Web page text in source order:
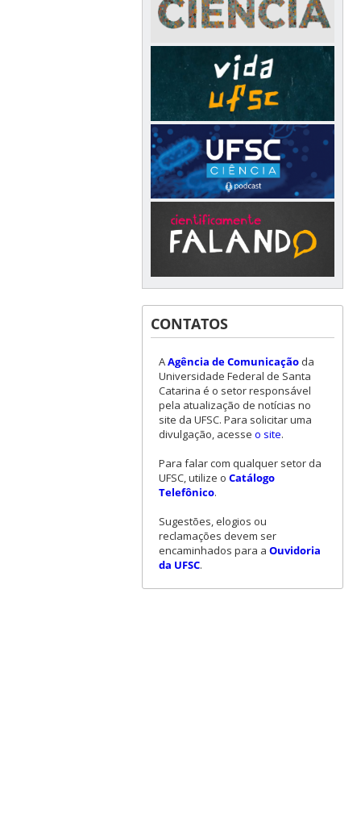
CONTATOS
AAgência de Comunicaçãoda
Universidade Federal de Santa
Catarina é o setor responsável
pela atualização de notícias no
site da UFSC. Para solicitar uma
divulgação, acesse o site.
Para falar com qualquer setor da
UFSC, utilize o Catálogo
Telefônico.
Sugestões, elogios ou
reclamações devem ser
encaminhados para a Ouvidoria
da UFSC.